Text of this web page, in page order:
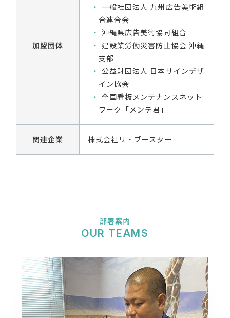
加盟団体
一般社団法人 九州広告美術組
合連合会
沖縄県広告美術協同組合
建設業労働災害防止協会 沖縄
支部
公益財団法人 日本サインデザ
イン協会
全国看板メンテナンスネット
ワーク「メンテ君」
関連企業 株式会社リ・ブースター
OUR TEAMS
部署案内